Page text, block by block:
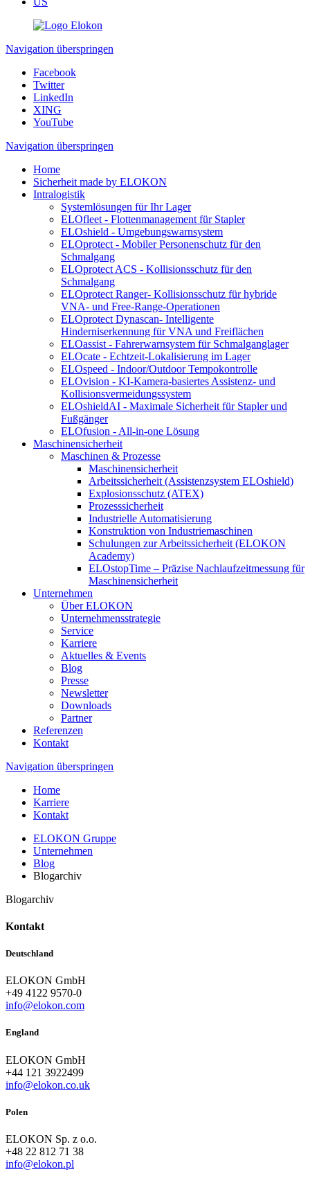
Navigation überspringen
Facebook
Twitter
LinkedIn
XING
YouTube
Navigation überspringen
Home
Sicherheit made by ELOKON
Intralogistik
Systemlösungen für Ihr Lager
ELOfleet - Flottenmanagement für Stapler
ELOshield - Umgebungswarnsystem
ELOprotect - Mobiler Personenschutz für den
Schmalgang
ELOprotect ACS - Kollisionsschutz für den
Schmalgang
ELOprotect Ranger- Kollisionsschutz für hybride
VNA- und Free-Range-Operationen
ELOprotect Dynascan- Intelligente
Hinderniserkennung für VNA und Freiflächen
ELOassist - Fahrerwarnsystem für Schmalganglager
ELOcate - Echtzeit-Lokalisierung im Lager
ELOspeed - Indoor/Outdoor Tempokontrolle
ELOvision - KI-Kamera-basiertes Assistenz- und
Kollisionsvermeidungssystem
ELOshieldAI - Maximale Sicherheit für Stapler und
Fußgänger
ELOfusion - All-in-one Lösung
Maschinensicherheit
Maschinen & Prozesse
Maschinensicherheit
Arbeitssicherheit (Assistenzsystem ELOshield)
Explosionsschutz (ATEX)
Prozesssicherheit
Industrielle Automatisierung
Konstruktion von Industriemaschinen
Schulungen zur Arbeitssicherheit (ELOKON
Academy)
ELOstopTime – Präzise Nachlaufzeitmessung für
Maschinensicherheit
Unternehmen
Über ELOKON
Unternehmensstrategie
Service
Karriere
Aktuelles & Events
Blog
Presse
Newsletter
Downloads
Partner
Referenzen
Kontakt
Navigation überspringen
Home
Karriere
Kontakt
ELOKON Gruppe
Unternehmen
Blog
Blogarchiv
Blogarchiv
Kontakt
Deutschland
ELOKON GmbH
+49 4122 9570-0
info@elokon.com
England
ELOKON GmbH
+44 121 3922499
info@elokon.co.uk
Polen
ELOKON Sp. z o.o.
+48 22 812 71 38
info@elokon.pl